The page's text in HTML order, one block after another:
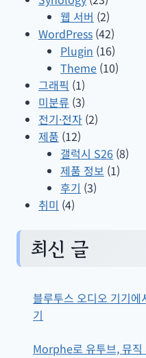
웹 서버 (2)
WordPress (42)
Plugin (16)
Theme (10)
그래픽 (1)
미분류 (3)
전기·전자 (2)
제품 (12)
갤럭시 S26 (8)
제품 정보 (1)
후기 (3)
취미 (4)
최신 글
블루투스 오디오 기기
기
Morphe로 유투브, 뮤직